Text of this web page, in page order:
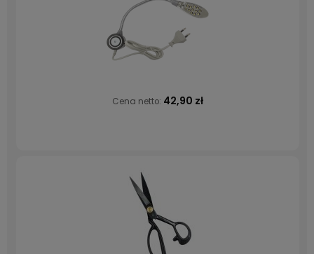
Cena netto: 42,90 zł